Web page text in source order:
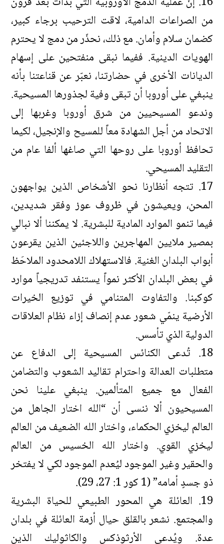
من الصراعات الدامية، لاقت الترحيب برجاء كبير،
كضمان سلام وأمان. مع ذلك، نحذّر من دمج لا يحترم
الهويات الدينية. ففيما نبقى منفتحين على إسهام
الديانات الأخرى في حضارتنا، نعبّر عن قناعتنا بأنه
ينبغي على أوروبا أن تبقى وفية لجذورها المسيحية.
وندعو المسيحيين من شرق أوروبا وغربها إلى
الاتحاد من أجل الشهادة معاً للمسيح والإنجيل، لكيما
تحافظ أوروبا على روحها التي صاغها ألفا عام من
التقليد المسيحي.
17. تتجه أنظارنا نحو الأشخاص الذين يواجهون
المحن، ويعيشون في ظروف عوز وفقر شديدين،
فيما تنمو الموارد المادية للبشرية. لا يمكننا ألا نبالي
بمصير ملايين المهاجرين واللاجئين الذين يقرعون
أبواب البلدان الغنية. فالاستهلاك اللامحدود الملاحَظ
في بعض البلدان الأكثر نمواً يستنفد تدريجياً موارد
كوكبنا. والتفاوت المتنامي في توزيع الخيرات
الأرضية ينمّي شعور عدم إنصاف إزاء نظام العلاقات
الدولية الذي تأسس.
18. تُدعى الكنائس المسيحية إلى الدفاع عن
متطلبات العدالة واحترام تقاليد الشعوب والتضامن
الفعال مع جميع المتألمين. ينبغي علينا نحن
المسيحيون ألا ننسى أن “الله اختار الجاهل من
العالم ليخزي الحكماء، واختار الله الضعيف من العالم
ليخزي القوي. واختار الله الخسيس من العالم
والحقير وغير الموجود ليُعدم الموجود لكي لا يفتخر
ذو جسدٍ أمامه” (1 كور 1: 27، 29).
19. العائلة هي المحور الطبيعي للحياة البشرية
والمجتمع. نشعر بالقلق حيال أزمة العائلة في بلدان
عدة. ويُدعى الأرثوذكس والكاثوليك الذين